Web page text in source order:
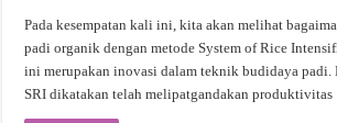
Pada kesempatan kali ini, kita akan melihat
padi organik dengan metode System of Rice
ini merupakan inovasi dalam teknik budidaya padi.
SRI dikatakan telah melipatgandakan produktivitas